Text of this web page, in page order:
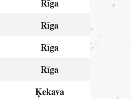
Rīga
Rīga
Rīga
Rīga
Ķekava